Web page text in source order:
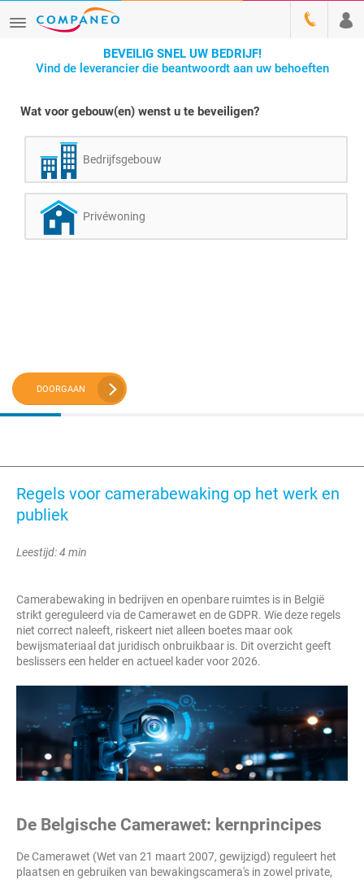
BEVEILIG SNEL UW BEDRIJF!
Vind de leverancier die beantwoordt aan uw behoeften
Wat voor gebouw(en) wenst u te beveiligen?
Bedrijfsgebouw
Privéwoning
DOORGAAN
Regels voor camerabewaking op het werk en
publiek
Leestijd: 4 min
Camerabewaking in bedrijven en openbare ruimtes is in België
strikt gereguleerd via de Camerawet en de GDPR. Wie deze regels
niet correct naleeft, riskeert niet alleen boetes maar ook
bewijsmateriaal dat juridisch onbruikbaar is. Dit overzicht geeft
beslissers een helder en actueel kader voor 2026.
De Belgische Camerawet: kernprincipes
De Camerawet (Wet van 21 maart 2007, gewijzigd) reguleert het
plaatsen en gebruiken van bewakingscamera's in zowel private,